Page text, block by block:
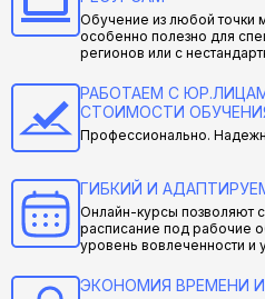
Обучение из любой точки
особенно полезно для
регионов или с
РАБОТАЕМ С
СТОИМОСТИ
Профессионально.
ГИБКИЙ И
Онлайн-курсы позволяют
расписание под рабочие
уровень вовлеченности и
ЭКОНОМИЯ ВРЕМЕНИ